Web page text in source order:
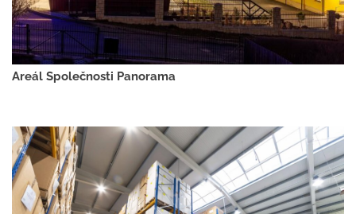
Areál Společnosti Panorama